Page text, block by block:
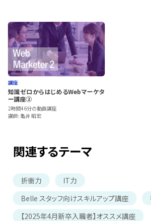
講座
知識ゼロからはじめるWebマーケタ
ー講座②
2時間46分の動画講座
講師: 亀井 昭宏
関連するテーマ
折衝力
IT力
Belle スタッフ向けスキルアップ講座
【2025年4月新卒入職者】オススメ講座